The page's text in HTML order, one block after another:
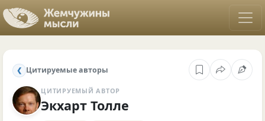
❮ Цитируемые авторы
ЦИТИРУЕМЫЙ АВТОР
Экхарт Толле